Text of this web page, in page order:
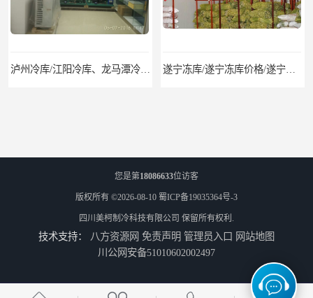
泸州冷库/江阳冷库、龙马潭冷库、纳溪冷库、泸县冷库、合江冷库、叙永冷库、古蔺冷库 遂宁冻库/遂宁冻库价格/遂宁冻库安装
眉山冻库/东坡冷库、彭山冷库、仁寿冷库、丹棱冷库、青神冷库、洪雅冷库
您是第18086633位访客
版权所有 ©2026-08-10 蜀ICP备19035364号-3
四川美柯制冷科技有限公司 保留所有权利.
技术支持： 八方资源网 免责声明 管理员入口 网站地图
川公网安备51010602002497